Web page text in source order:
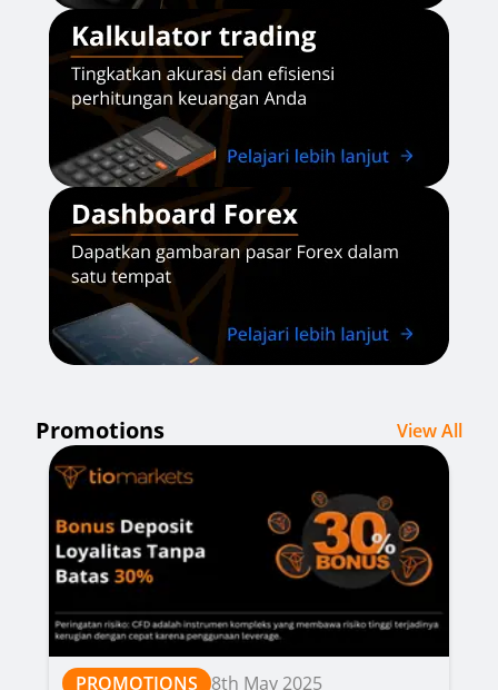
Promotions View All
PROMOTIONS 8th May 2025